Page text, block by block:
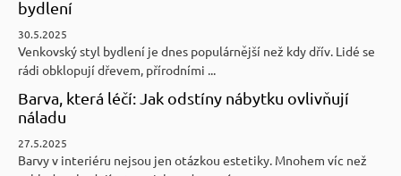
bydlení
30.5.2025
Venkovský styl bydlení je dnes populárnější než kdy dřív. Lidé se
rádi obklopují dřevem, přírodními ...
Barva, která léčí: Jak odstíny nábytku ovlivňují
náladu
27.5.2025
Barvy v interiéru nejsou jen otázkou estetiky. Mnohem víc než